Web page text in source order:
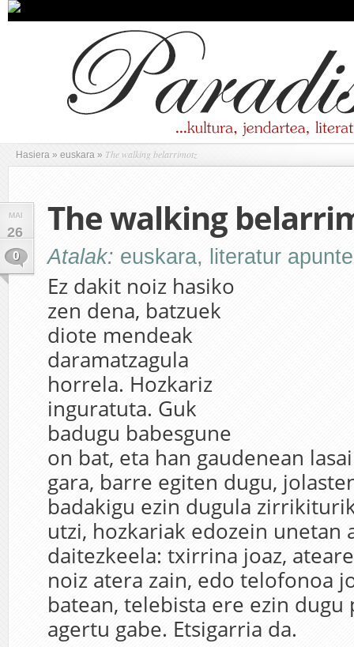
Hasiera » euskara » The walking belarrimotz
MAI
26
0
The walking
Atalak: euskara, literatur
Ez dakit noiz hasiko
zen dena, batzuek
diote mendeak
daramatzagula
horrela. Hozkariz
inguratuta. Guk
badugu babesgune
on bat, eta han gaudenean
gara, barre egiten dugu,
badakigu ezin dugula
utzi, hozkariak edozein unetan
daitezkeela: txirrina joaz,
noiz atera zain, edo telofonoa
batean, telebista ere ezin dugu
agertu gabe. Etsigarria da.